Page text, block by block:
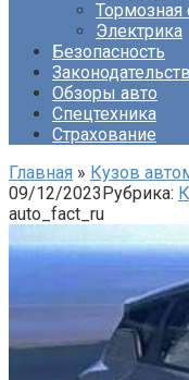
Тормозная
Электрика
Безопасность
Обзоры авто
Спецтехника
Страхование
Главная » Кузов
09/12/2023Рубрика:
auto_fact_ru